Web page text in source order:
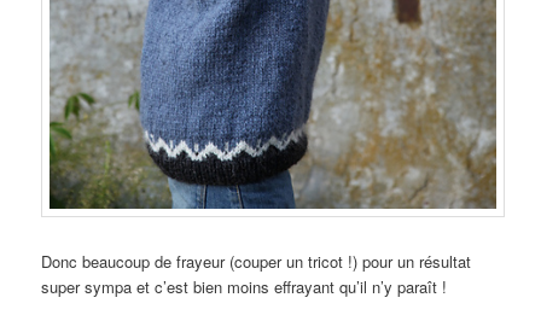
Donc beaucoup de frayeur (couper un tricot !) pour un résultat
super sympa et c’est bien moins effrayant qu’il n’y paraît !